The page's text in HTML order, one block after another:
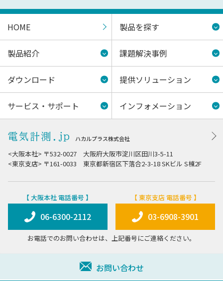
HOME 製品を探す
製品紹介 課題解決事例
ダウンロード 提供ソリューション
サービス・サポート インフォメーション
ハカルプラス株式会社
<大阪本社> 〒532-0027 大阪府大阪市淀川区田川3-5-11
<東京支店> 〒161-0033 東京都新宿区下落合2-3-18 SKビル S棟2F
【 大阪本社 電話番号 】
06-6300-2112
【 東京支店 電話番号 】
03-6908-3901
お電話でのお問い合わせは、上記番号にご連絡ください。
お問い合わせ